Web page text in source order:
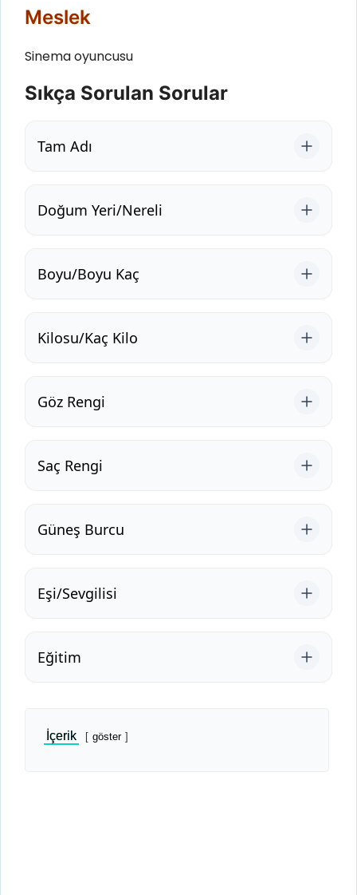
Meslek
Sinema oyuncusu
Sıkça Sorulan Sorular
Tam Adı
Doğum Yeri/Nereli
Boyu/Boyu Kaç
Kilosu/Kaç Kilo
Göz Rengi
Saç Rengi
Güneş Burcu
Eşi/Sevgilisi
Eğitim
İçerik göster